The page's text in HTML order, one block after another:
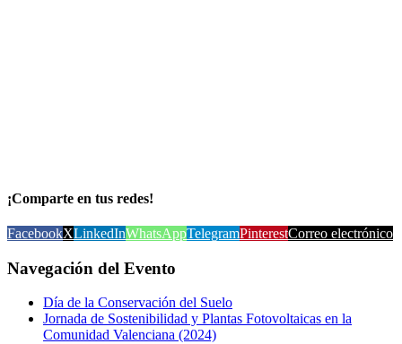
¡Comparte en tus redes!
FacebookXLinkedInWhatsAppTelegramPinterestCorreo electrónico
Navegación del Evento
Día de la Conservación del Suelo
Jornada de Sostenibilidad y Plantas Fotovoltaicas en la
Comunidad Valenciana (2024)